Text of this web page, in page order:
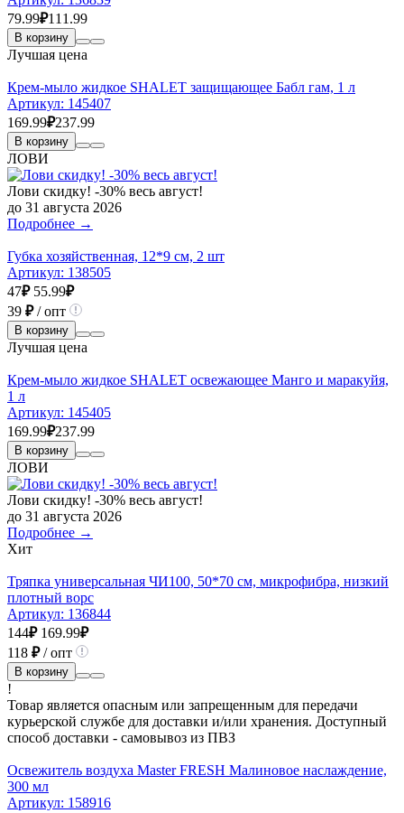
79.99₽111.99
В корзину
Лучшая цена
Крем-мыло жидкое SHALET защищающее Бабл гам, 1 л
Артикул: 145407
169.99₽237.99
В корзину
ЛОВИ
Лови скидку! -30% весь август!
до 31 августа 2026
Подробнее →
Губка хозяйственная, 12*9 см, 2 шт
Артикул: 138505
47₽ 55.99₽
39 ₽/ опт
В корзину
Лучшая цена
Крем-мыло жидкое SHALET освежающее Манго и маракуйя,
1 л
Артикул: 145405
169.99₽237.99
В корзину
ЛОВИ
Лови скидку! -30% весь август!
до 31 августа 2026
Подробнее →
Хит
Тряпка универсальная ЧИ100, 50*70 см, микрофибра, низкий
плотный ворс
Артикул: 136844
144₽ 169.99₽
118 ₽/ опт
В корзину
!
Товар является опасным или запрещенным для передачи
курьерской службе для доставки и/или хранения. Доступный
способ доставки - самовывоз из ПВЗ
Освежитель воздуха Master FRESH Малиновое наслаждение,
300 мл
Артикул: 158916